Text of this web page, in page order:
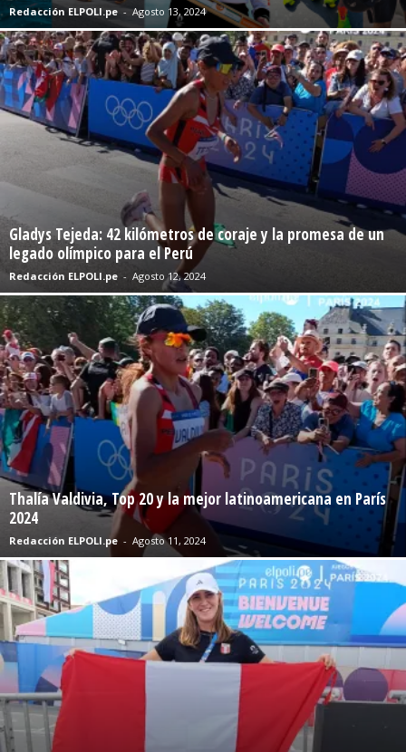
Redacción ELPOLI.pe - Agosto 13, 2024
Gladys Tejeda: 42 kilómetros de coraje y la promesa de un
legado olímpico para el Perú
Redacción ELPOLI.pe - Agosto 12, 2024
Thalía Valdivia, Top 20 y la mejor latinoamericana en París
2024
Redacción ELPOLI.pe - Agosto 11, 2024